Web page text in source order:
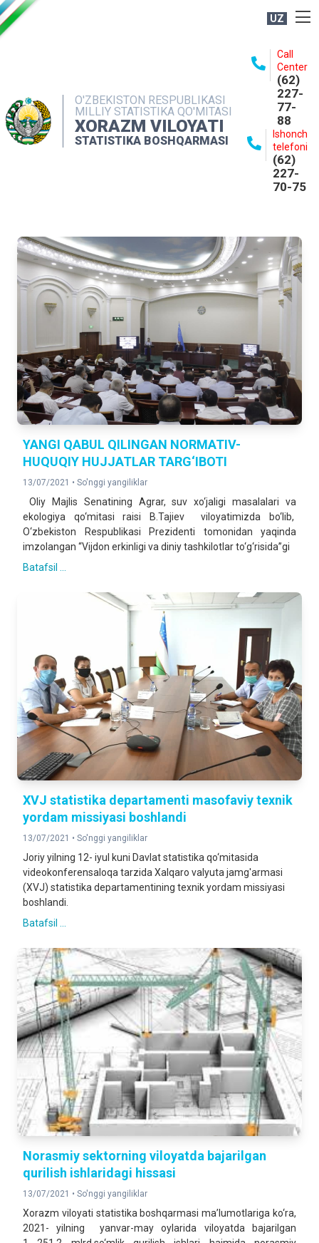
UZ
O'ZBEKISTON RESPUBLIKASI
MILLIY STATISTIKA QO'MITASI
XORAZM VILOYATI
STATISTIKA BOSHQARMASI
Call
Center
(62)
227-
77-
88
Ishonch
telefoni
(62)
227-
70-75
NASHRLAR
INTERAKTIV XIZMATLAR
MATBUOT XIZMATI
YANGI QABUL QILINGAN NORMATIV-
HUQUQIY HUJJATLAR TARG‘IBOTI
13/07/2021 • So'nggi yangiliklar
Oliy Majlis Senatining Agrar, suv xo‘jaligi masalalari va
ekologiya qo‘mitasi raisi B.Tajiev viloyatimizda bo‘lib,
O‘zbekiston Respublikasi Prezidenti tomonidan yaqinda
imzolangan “Vijdon erkinligi va diniy tashkilotlar to‘g‘risida”gi
Batafsil ...
XVJ statistika departamenti masofaviy texnik
yordam missiyasi boshlandi
13/07/2021 • So'nggi yangiliklar
Joriy yilning 12- iyul kuni Davlat statistika qo‘mitasida
videokonferensaloqa tarzida Xalqaro valyuta jamg'armasi
(XVJ) statistika departamentining texnik yordam missiyasi
boshlandi.
Batafsil ...
Norasmiy sektorning viloyatda bajarilgan
qurilish ishlaridagi hissasi
13/07/2021 • So'nggi yangiliklar
Xorazm viloyati statistika boshqarmasi ma’lumotlariga ko‘ra,
2021- yilning yanvar-may oylarida viloyatda bajarilgan